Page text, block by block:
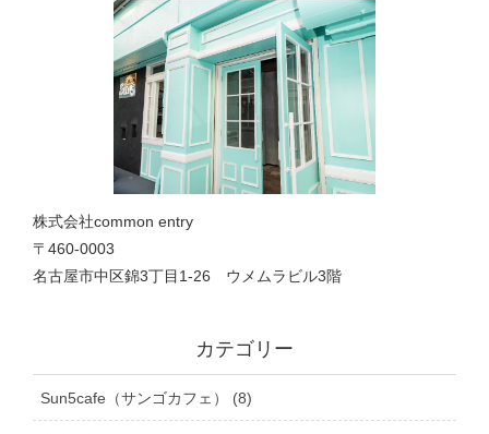
株式会社common entry
〒460-0003
名古屋市中区錦3丁目1‐26 ウメムラビル3階
カテゴリー
Sun5cafe（サンゴカフェ） (8)